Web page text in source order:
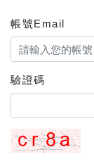
帳號Email
驗證碼